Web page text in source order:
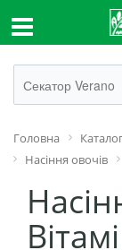
Головна
Насіння овочів